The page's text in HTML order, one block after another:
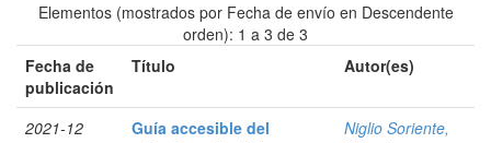
Elementos (mostrados por Fecha de envío en Descendente
orden): 1 a 3 de 3
Fecha de
publicación
Título Autor(es)
2021-12
Guía accesible del
Niglio Soriente,